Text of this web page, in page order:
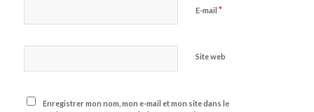
E-mail *
Site web
Enregistrer mon nom, mon e-mail et mon site dans le